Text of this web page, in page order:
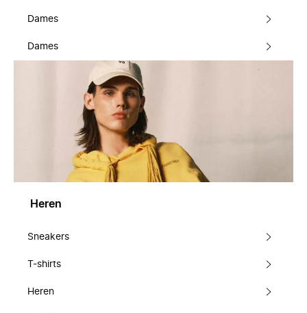
Dames
Dames
Heren
Sneakers
T-shirts
Heren